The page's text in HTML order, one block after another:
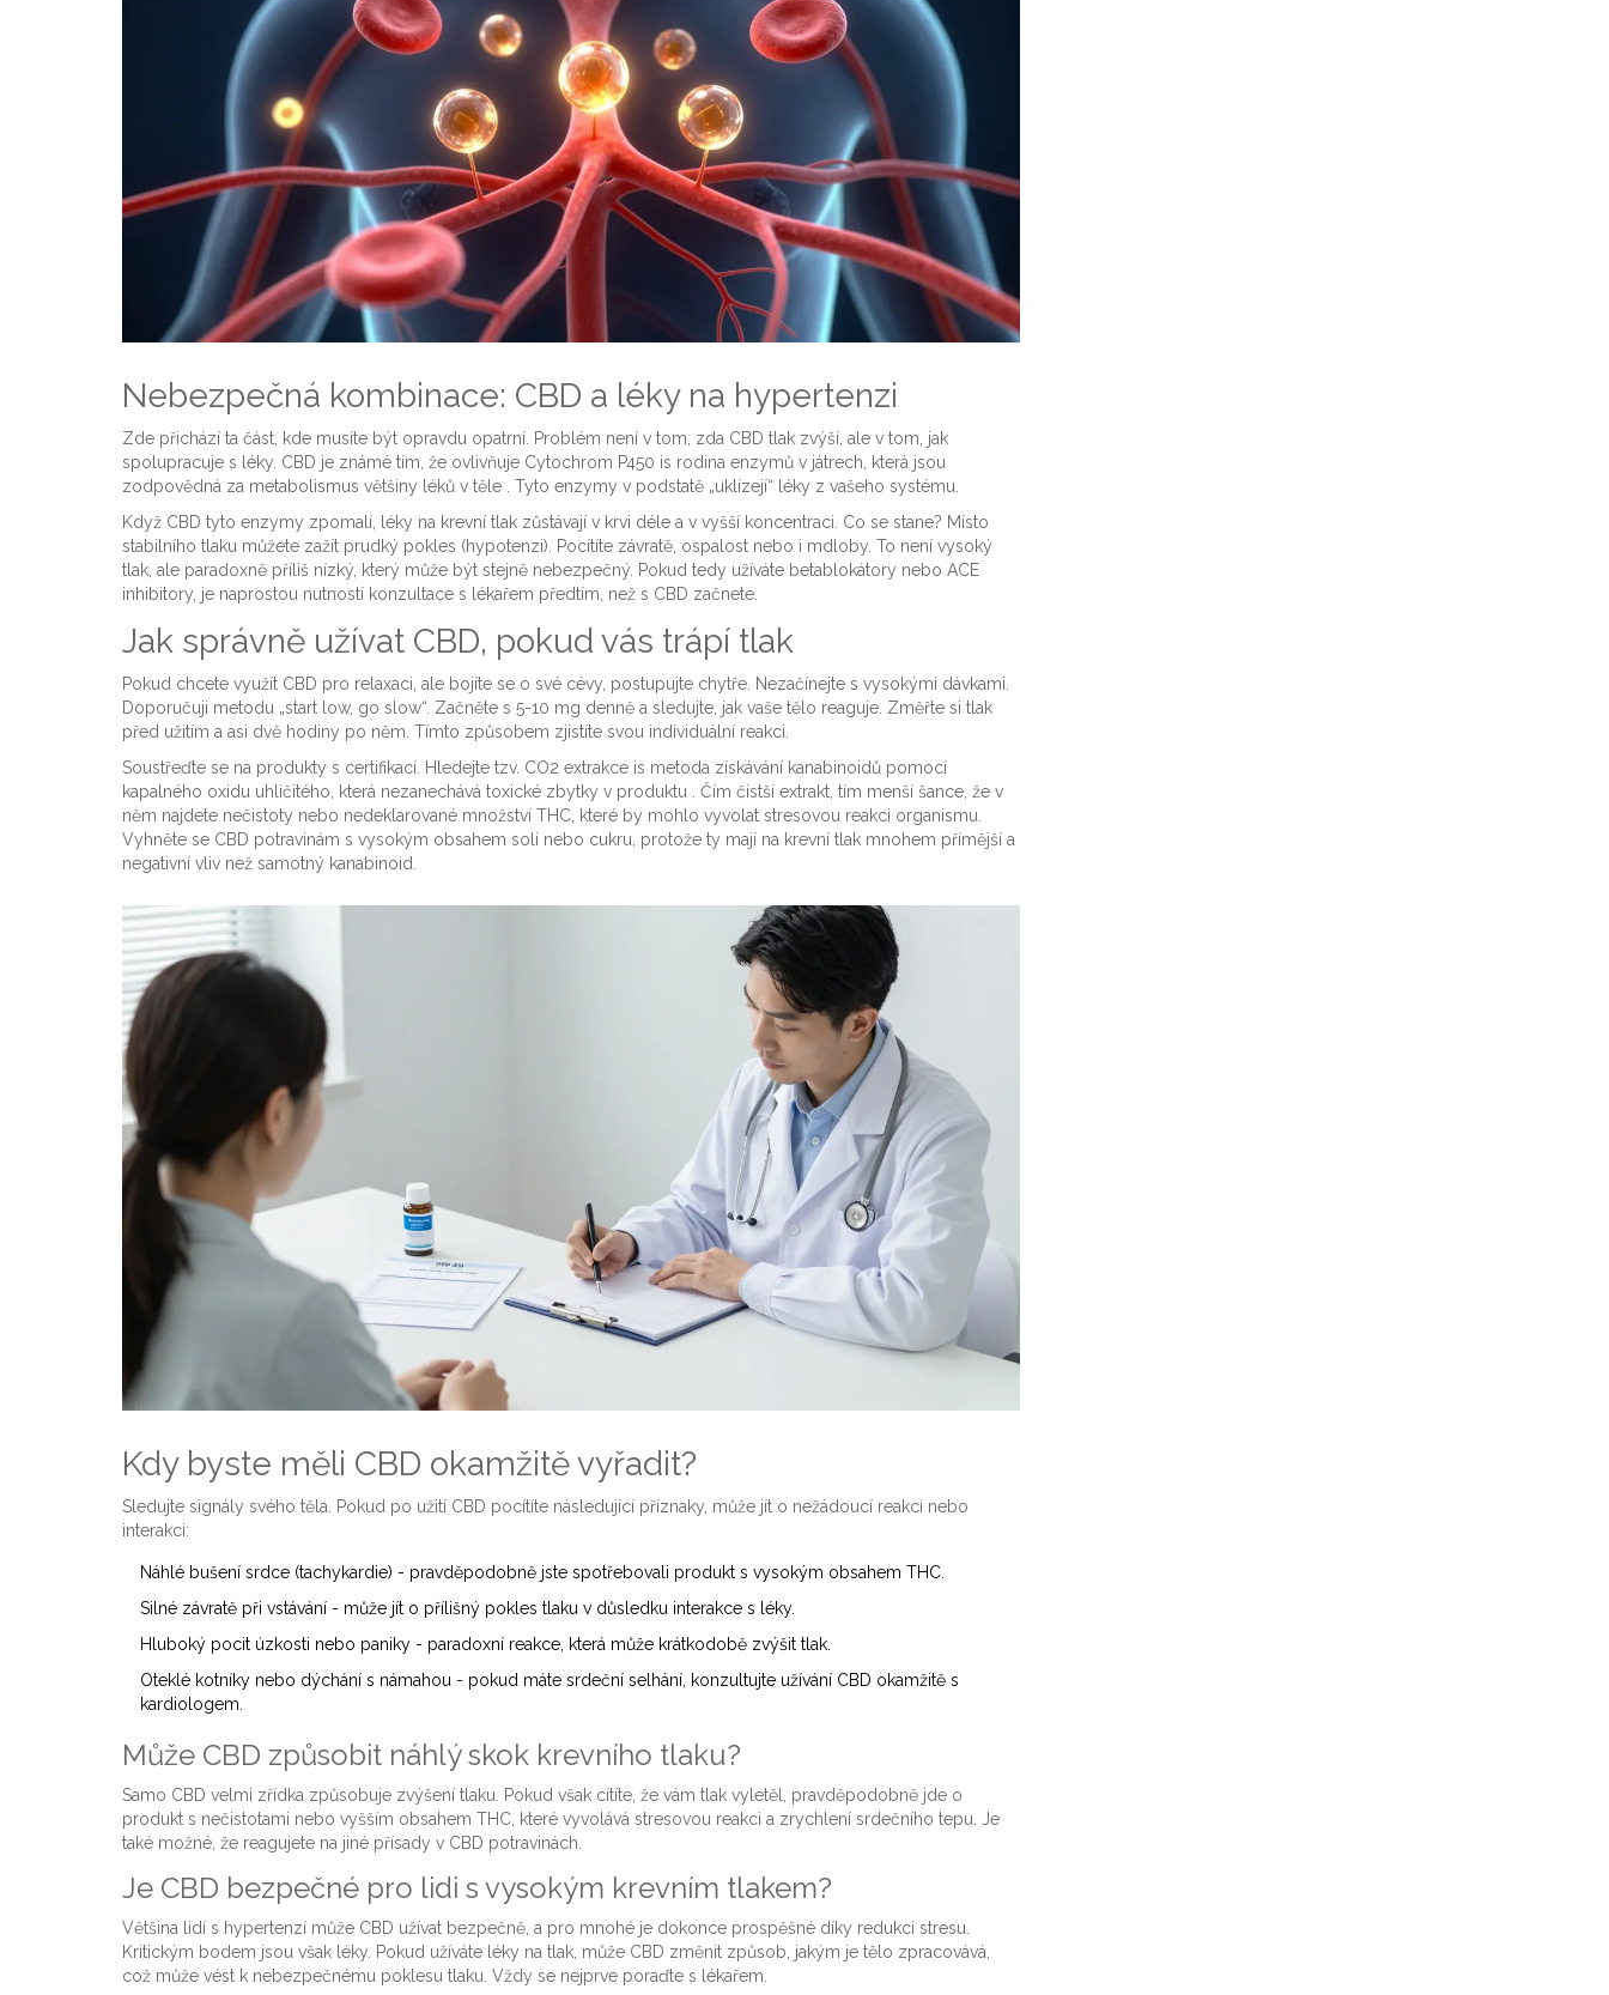
Nebezpečná kombinace: CBD a léky na hypertenzi
Zde přichází ta část, kde musíte být opravdu opatrní. Problém není v tom, zda CBD tlak zvýší, ale v tom, jak
spolupracuje s léky. CBD je známé tím, že ovlivňuje Cytochrom P450 is rodina enzymů v játrech, která jsou
zodpovědná za metabolismus většiny léků v těle
. Tyto enzymy v podstatě „uklízejí“ léky z vašeho systému.
Když CBD tyto enzymy zpomalí, léky na krevní tlak zůstávají v krvi déle a v vyšší koncentraci. Co se stane? Místo
stabilního tlaku můžete zažít prudký pokles (hypotenzi). Pocítíte závratě, ospalost nebo i mdloby. To není vysoký
tlak, ale paradoxně příliš nízký, který může být stejně nebezpečný. Pokud tedy užíváte betablokátory nebo ACE
inhibitory, je naprostou nutností konzultace s lékařem předtím, než s CBD začnete.
Jak správně užívat CBD, pokud vás trápí tlak
Pokud chcete využít CBD pro relaxaci, ale bojíte se o své cévy, postupujte chytře. Nezačínejte s vysokými dávkami.
Doporučuji metodu „start low, go slow“. Začněte s 5-10 mg denně a sledujte, jak vaše tělo reaguje. Změřte si tlak
před užitím a asi dvě hodiny po něm. Tímto způsobem zjistíte svou individuální reakci.
Soustřeďte se na produkty s certifikací. Hledejte tzv. CO2 extrakce is metoda získávání kanabinoidů pomocí
kapalného oxidu uhličitého, která nezanechává toxické zbytky v produktu
. Čím čistší extrakt, tím menší šance, že v
něm najdete nečistoty nebo nedeklarované množství THC, které by mohlo vyvolat stresovou reakci organismu.
Vyhněte se CBD potravinám s vysokým obsahem soli nebo cukru, protože ty mají na krevní tlak mnohem přímější a
negativní vliv než samotný kanabinoid.
Kdy byste měli CBD okamžitě vyřadit?
Sledujte signály svého těla. Pokud po užití CBD pocítíte následující příznaky, může jít o nežádoucí reakci nebo
interakci:
Náhlé bušení srdce (tachykardie) - pravděpodobně jste spotřebovali produkt s vysokým obsahem THC.
Silné závratě při vstávání - může jít o přílišný pokles tlaku v důsledku interakce s léky.
Hluboký pocit úzkosti nebo paniky - paradoxní reakce, která může krátkodobě zvýšit tlak.
Oteklé kotníky nebo dýchání s námahou - pokud máte srdeční selhání, konzultujte užívání CBD okamžitě s
kardiologem.
Může CBD způsobit náhlý skok krevního tlaku?
Samo CBD velmi zřídka způsobuje zvýšení tlaku. Pokud však cítíte, že vám tlak vyletěl, pravděpodobně jde o
produkt s nečistotami nebo vyšším obsahem THC, které vyvolává stresovou reakci a zrychlení srdečního tepu. Je
také možné, že reagujete na jiné přísady v CBD potravinách.
Je CBD bezpečné pro lidi s vysokým krevním tlakem?
Většina lidí s hypertenzí může CBD užívat bezpečně, a pro mnohé je dokonce prospěšné díky redukci stresu.
Kritickým bodem jsou však léky. Pokud užíváte léky na tlak, může CBD změnit způsob, jakým je tělo zpracovává,
což může vést k nebezpečnému poklesu tlaku. Vždy se nejprve poraďte s lékařem.